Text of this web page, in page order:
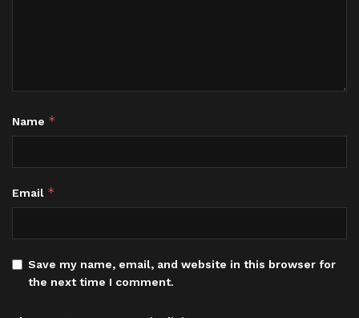
Name *
Email *
Save my name, email, and website in this browser for
the next time I comment.